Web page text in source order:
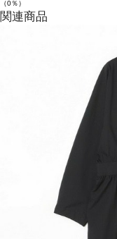
（0％）
関連商品